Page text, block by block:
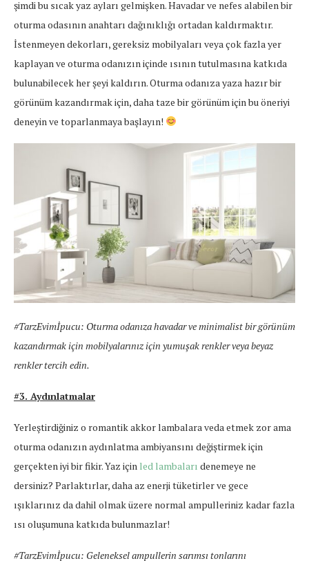
şimdi bu sıcak yaz ayları gelmişken. Havadar ve nefes alabilen bir
oturma odasının anahtarı dağınıklığı ortadan kaldırmaktır.
İstenmeyen dekorları, gereksiz mobilyaları veya çok fazla yer
kaplayan ve oturma odanızın içinde ısının tutulmasına katkıda
bulunabilecek her şeyi kaldırın. Oturma odanıza yaza hazır bir
görünüm kazandırmak için, daha taze bir görünüm için bu öneriyi
deneyin ve toparlanmaya başlayın!
#TarzEvimİpucu: Oturma odanıza havadar ve minimalist bir görünüm
kazandırmak için mobilyalarınız için yumuşak renkler veya beyaz
renkler tercih edin.
#3. Aydınlatmalar
Yerleştirdiğiniz o romantik akkor lambalara veda etmek zor ama
oturma odanızın aydınlatma ambiyansını değiştirmek için
gerçekten iyi bir fikir. Yaz için led lambaları denemeye ne
dersiniz? Parlaktırlar, daha az enerji tüketirler ve gece
ışıklarınız da dahil olmak üzere normal ampulleriniz kadar fazla
ısı oluşumuna katkıda bulunmazlar!
#TarzEvimİpucu: Geleneksel ampullerin sarımsı tonlarını